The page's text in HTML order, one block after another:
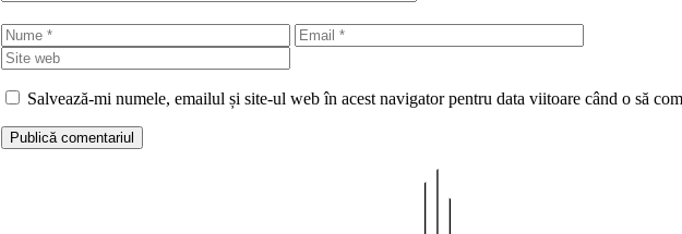
Nume Email
web
Salvează-mi numele, emailul și site-ul web în acest navigator pentru data viitoare când o să